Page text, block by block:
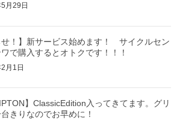
月29日
せ！】新サービス始めます！ サイクルセン
で購入するとオトクです！！！
月1日
】ClassicEdition入ってきてます。グリ
きりなのでお早めに！